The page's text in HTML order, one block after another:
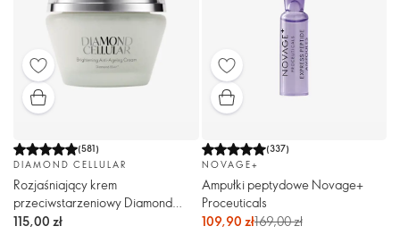
(581)
DIAMOND CELLULAR
Rozjaśniający krem
przeciwstarzeniowy Diamond
Cellular
115,00 zł
(337)
NOVAGE+
Ampułki peptydowe Novage+
Proceuticals
109,90 zł169,00 zł